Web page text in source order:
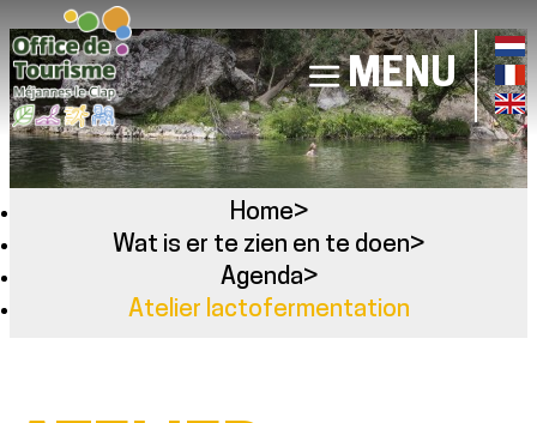
MENU
Home>
Wat is er te zien en te doen>
Agenda>
Atelier lactofermentation